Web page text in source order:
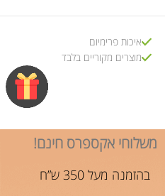
איכות פרימיום
מוצרים מקוריים בלבד
משלוחי אקספרס חינם!
בהזמנה מעל 350 ש”ח